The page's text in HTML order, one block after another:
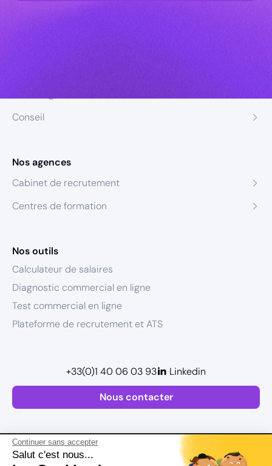
Continuer sans accepter
Salut c'est nous...
Conseil
Nos agences
Cabinet de recrutement
Centres de formation
Nos outils
Calculateur de salaires
Diagnostic commercial en ligne
Test commercial en ligne
Plateforme de recrutement et ATS
Nous contacter
+33(0)1 40 06 03 93 Linkedin